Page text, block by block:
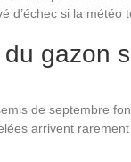
d’échec si la météo
gazon
de septembre
arrivent